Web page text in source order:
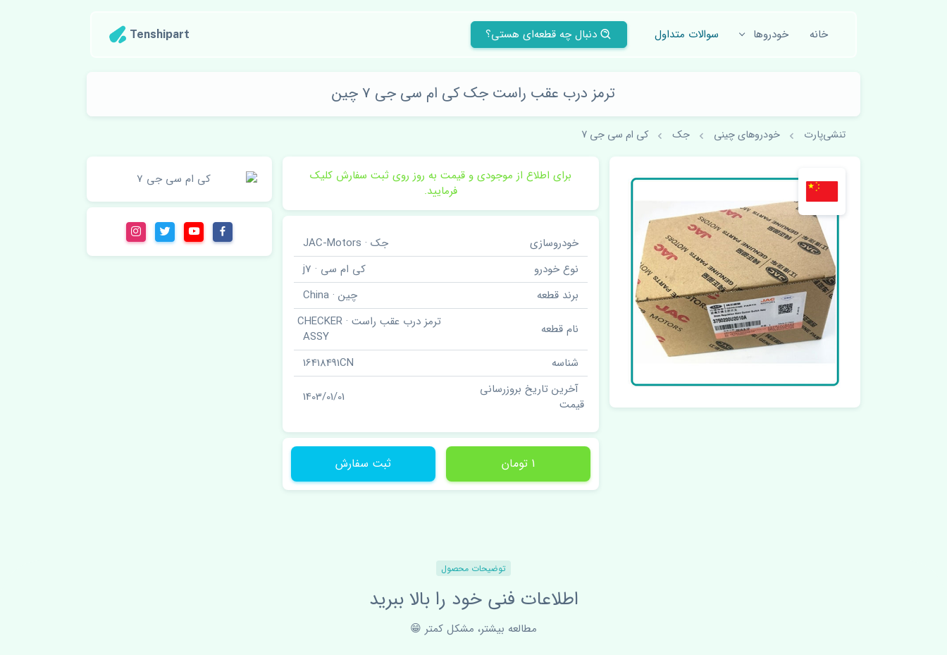
خانه خودروها سوالات متداول دنبال چه قطعه‌ای هستی؟ Tenshipart
ترمز درب عقب راست جک کی ام سی جی 7 چین
تنشی‌پارت خودروهای چینی جک کی ام سی جی 7
برای اطلاع از موجودی و قیمت به روز روی ثبت سفارش کلیک
فرمایید.
خودروسازی
جک · JAC-Motors
نوع خودرو
کی ام سی · j7
برند قطعه
چین · China
نام قطعه
ترمز درب عقب راست · CHECKER
ASSY
شناسه
16418491CN
آخرین تاریخ بروزرسانی
قیمت
1403/01/01
1 تومان ثبت سفارش
توضیحات محصول
اطلاعات فنی خود را بالا ببرید
مطالعه بیشتر، مشکل کمتر 😁